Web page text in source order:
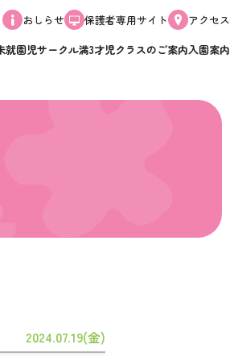
おしらせ 保護者専用サイト
アクセス
就園児サークル満3才児クラスのご案内入園案内
2024.07.19(金)